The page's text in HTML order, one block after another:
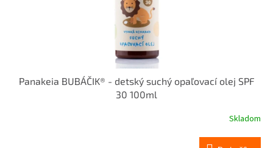
Panakeia BUBÁČIK® - detský suchý opaľovací olej SPF
30 100ml
Skladom